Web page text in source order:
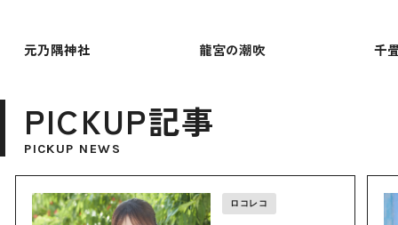
元乃隅神社 龍宮の潮吹 千
PICKUP記事
PICKUP NEWS
ロコレコ